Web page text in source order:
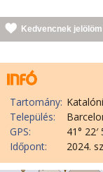
Kedvencnek jelölöm
Tartomány:
Település:
GPS:
41°
Időpont:
2024.